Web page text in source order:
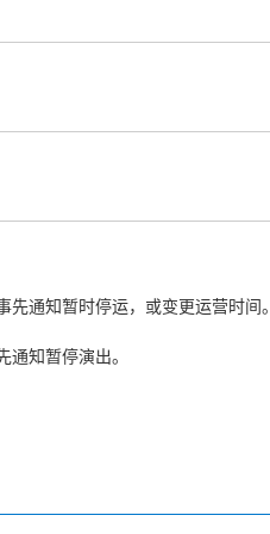
通知暂时停运，或变更运营时间。
知暂停演出。